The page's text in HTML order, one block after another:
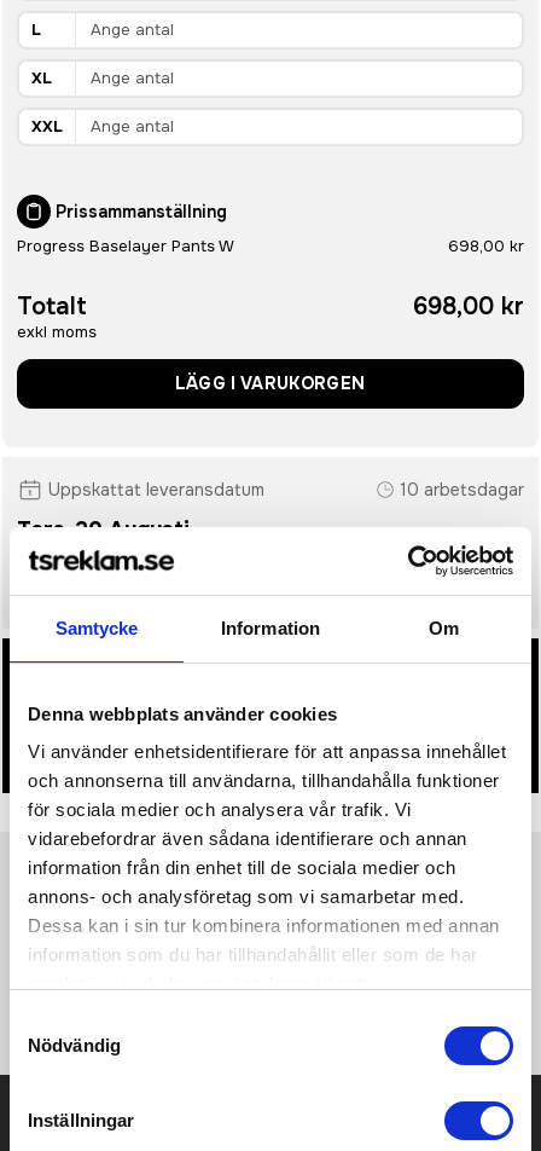
Samtycke Information Om
Denna webbplats använder cookies
Vi använder enhetsidentifierare för att anpassa innehållet
och annonserna till användarna, tillhandahålla funktioner
för sociala medier och analysera vår trafik. Vi
vidarebefordrar även sådana identifierare och annan
information från din enhet till de sociala medier och
annons- och analysföretag som vi samarbetar med.
Dessa kan i sin tur kombinera informationen med annan
information som du har tillhandahållit eller som de har
Nödvändig
Inställningar
L
XL
XXL
Prissammanställning
Progress Baselayer Pants W 698,00 kr
Totalt
exkl moms
698,00 kr
LÄGG I VARUKORGEN
Uppskattat leveransdatum 10 arbetsdagar
Tors. 20 Augusti
• Snabbare leverans? Ange önskat leveransdatum i kassan.
innan beställningen blir bindande.
• Tryckfil/er logo laddas upp i kassan.
ProduktinformationSpecifikationer PristabellRecensioner
Långkalsonger i damstorlek som håller dig torr, sval och fräsh
vid intensiva fysiska aktiviteter. Flatlocksöm och ergonomisk
Prisuppgift på mailen?